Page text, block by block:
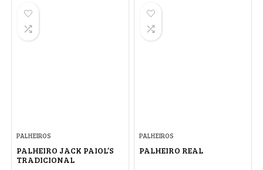
PALHEIROS
PALHEIRO JACK PAIOL’S
TRADICIONAL
PALHEIROS
PALHEIRO REAL